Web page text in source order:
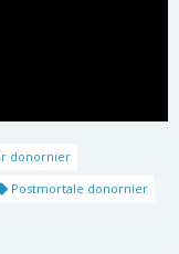
donornier
Postmortale donornier